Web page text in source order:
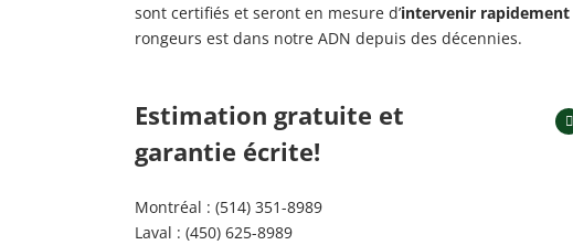
sont certifiés et seront en mesure d’intervenir rapidement
rongeurs est dans notre ADN depuis des décennies.
Estimation gratuite et
garantie écrite!
Montréal : (514) 351-8989
Laval : (450) 625-8989